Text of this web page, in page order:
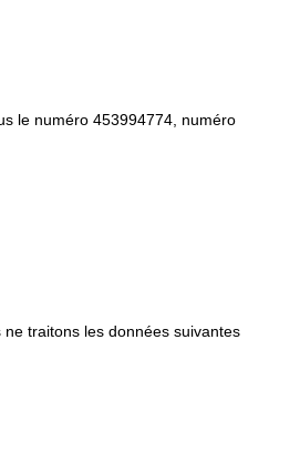
le numéro 453994774, numéro
traitons les données suivantes